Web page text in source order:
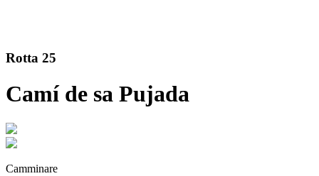
Rotta 25
Camí de sa Pujada
Camminare